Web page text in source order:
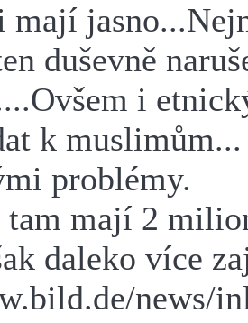
mají
duševně
i
k
problémy.
tam mají 2
daleko více
news/